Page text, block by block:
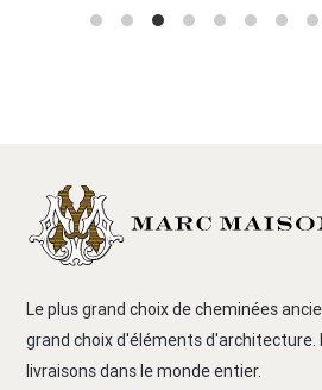
Le plus grand choix de cheminées
grand choix d'éléments d'architecture.
livraisons dans le monde entier.